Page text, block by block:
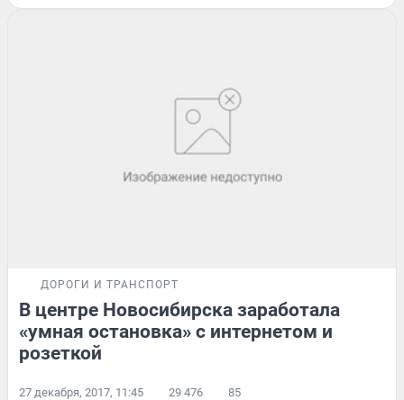
ДОРОГИ И ТРАНСПОРТ
В центре Новосибирска заработала
«умная остановка» с интернетом и
розеткой
27 декабря, 2017, 11:45 29 476 85